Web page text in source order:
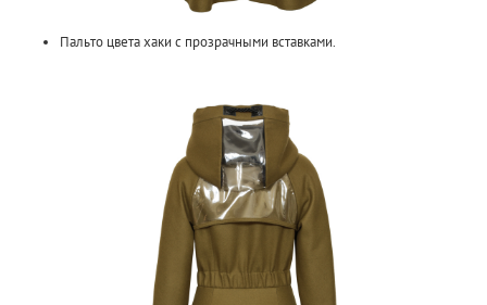
Пальто цвета хаки с прозрачными вставками.